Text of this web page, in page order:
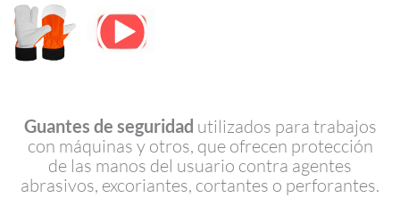
Guantes de seguridad utilizados para trabajos
con máquinas y otros, que ofrecen protección
de las manos del usuario contra agentes
abrasivos, excoriantes, cortantes o perforantes.